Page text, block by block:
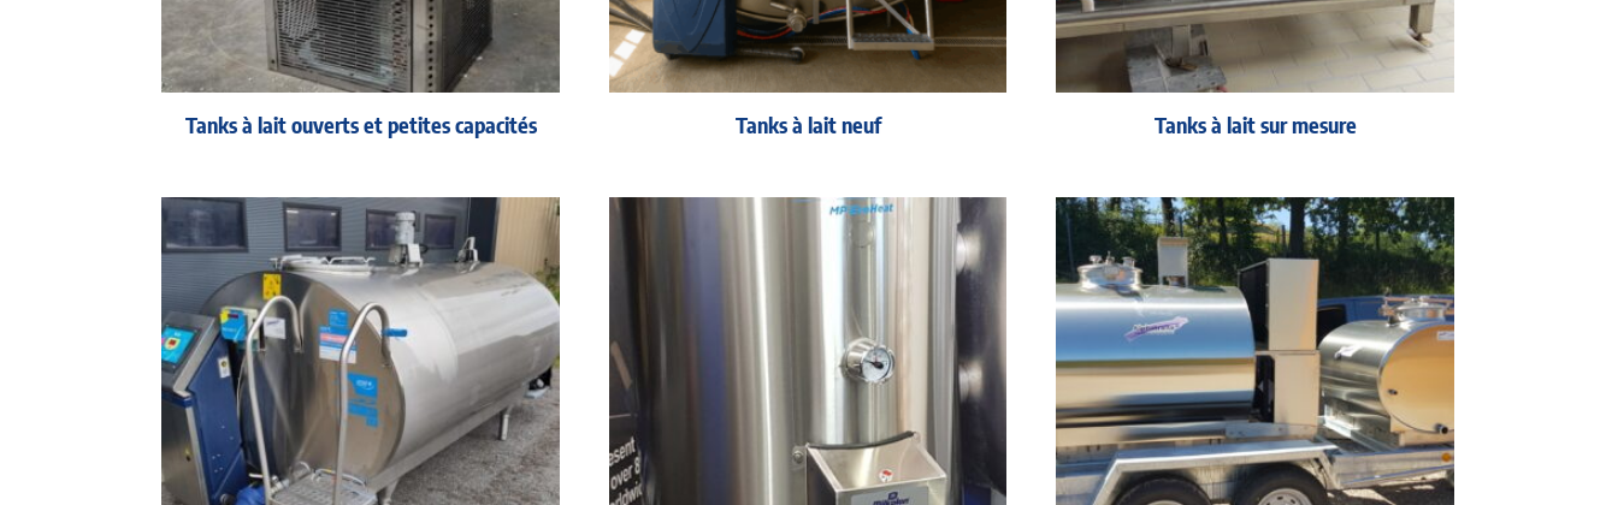
Tanks à lait ouverts et petites capacités Tanks à lait neuf Tanks à lait sur mesure